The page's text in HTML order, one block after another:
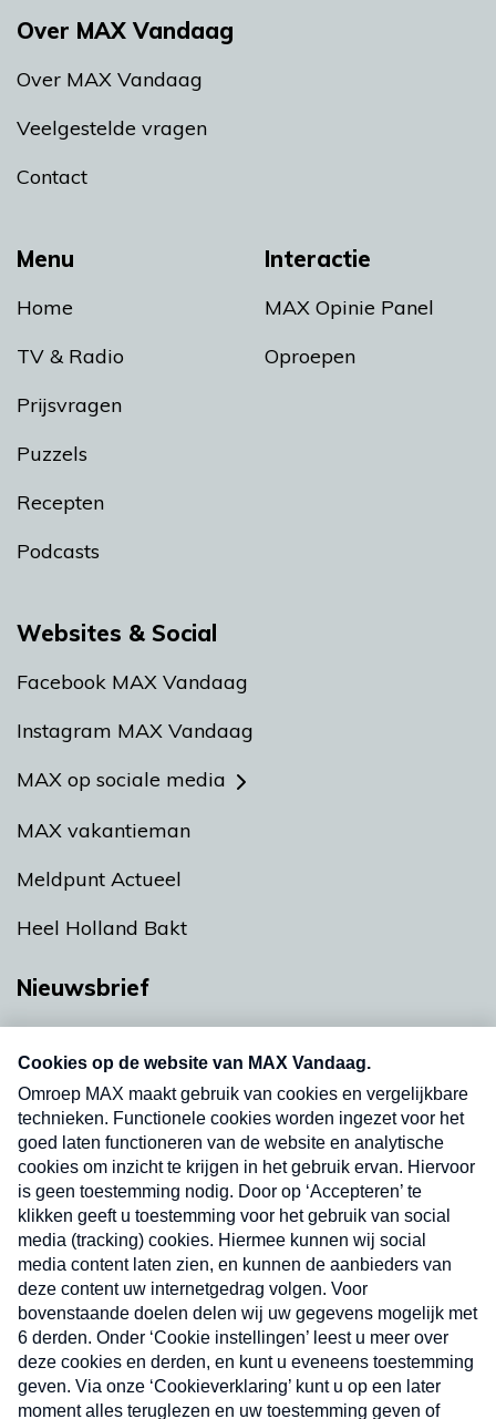
Menu
Home
TV & Radio
Prijsvragen
Puzzels
Recepten
Podcasts
Interactie
MAX Opinie Panel
Oproepen
Over MAX Vandaag
Over MAX Vandaag
Veelgestelde vragen
Contact
Websites & Social
Facebook MAX Vandaag
Instagram MAX Vandaag
MAX op sociale media
MAX vakantieman
Meldpunt Actueel
Heel Holland Bakt
Nieuwsbrief
nieuwsbrief. Elke vrijdag- en dinsdagochtend in
uw mailbox.
Verzend
Nieuwsbrief
Neem hier een gratis abonnement op onze